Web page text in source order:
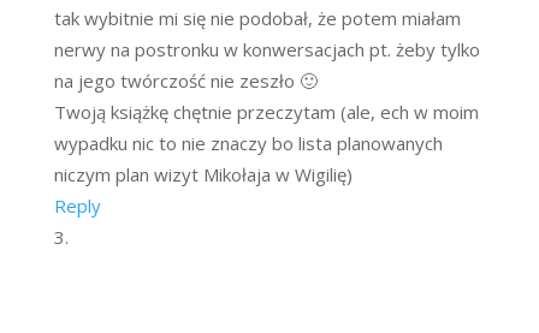
tak wybitnie mi się nie podobał, że potem miałam
nerwy na postronku w konwersacjach pt. żeby tylko
na jego twórczość nie zeszło 🙂
Twoją książkę chętnie przeczytam (ale, ech w moim
wypadku nic to nie znaczy bo lista planowanych
niczym plan wizyt Mikołaja w Wigilię)
Reply